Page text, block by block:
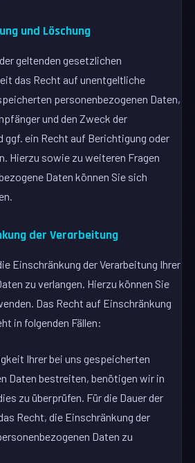
und Löschung
geltenden gesetzlichen
das Recht auf unentgeltliche
personenbezogenen Daten,
und den Zweck der
ggf. ein Recht auf Berichtigung oder
Hierzu sowie zu weiteren Fragen
Daten können Sie sich
der Verarbeitung
Einschränkung der Verarbeitung Ihrer
zu verlangen. Hierzu können Sie
Das Recht auf Einschränkung
in folgenden Fällen:
Ihrer bei uns gespeicherten
Daten bestreiten, benötigen wir in
zu überprüfen. Für die Dauer der
Recht, die Einschränkung der
Daten zu